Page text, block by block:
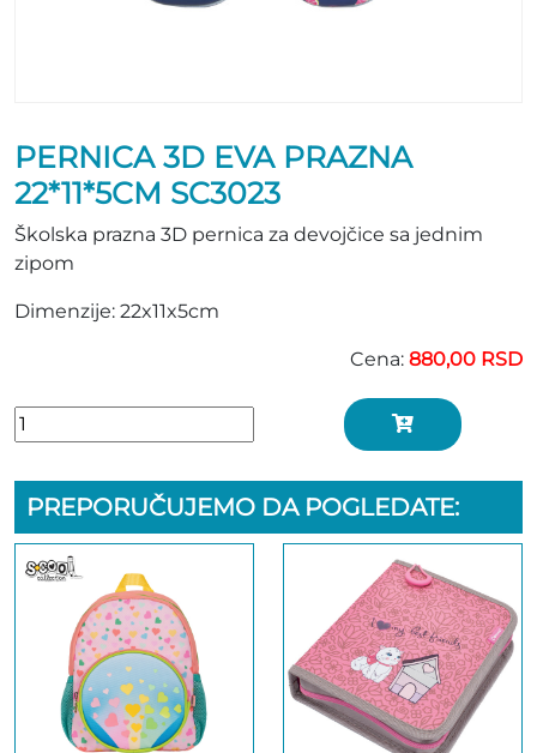
PERNICA 3D EVA PRAZNA
22*11*5CM SC3023
Školska prazna 3D pernica za devojčice sa jednim
zipom
Dimenzije: 22x11x5cm
Cena: 880,00 RSD
PREPORUČUJEMO DA POGLEDATE: